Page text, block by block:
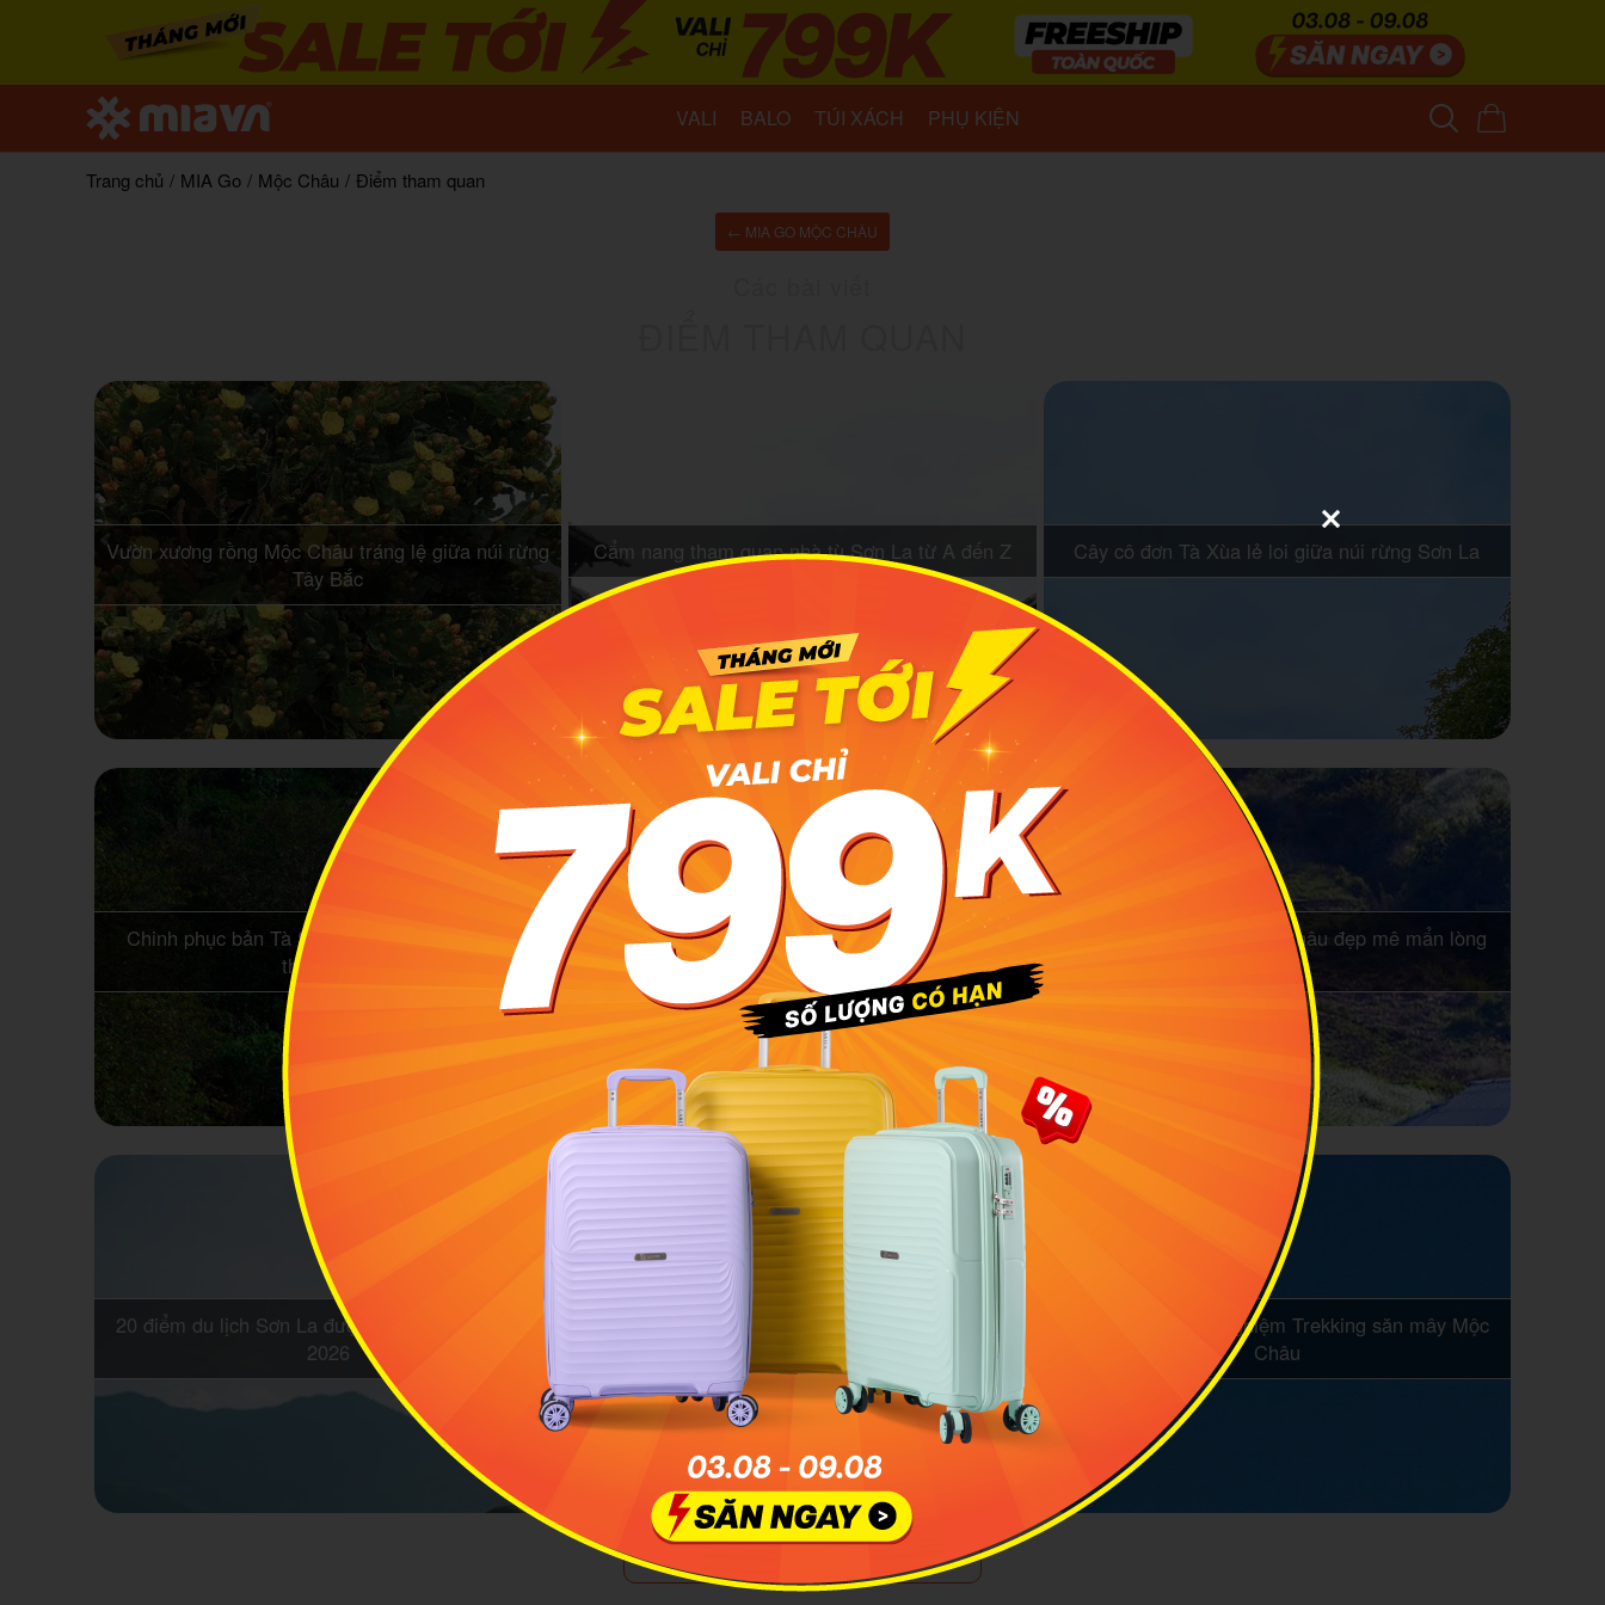
VALI BALO TÚI XÁCH PHỤ KIỆN
Trang chủ / MIA Go / Mộc Châu / Điểm tham quan
← MIA GO MỘC CHÂU
Vườn xương rồng Mộc Châu tráng lệ giữa núi rừng
Tây Bắc
Cẩm nang tham quan nhà tù Sơn La từ A đến Z Cây cô đơn Tà Xùa lẻ loi giữa núi rừng Sơn La
Chinh phục bản Tà Số Mộc Châu hoang sơ và
thanh bình
Ghé chợ đêm Mộc Châu thưởng thức văn hóa, ẩm
thực vùng cao
10 địa điểm du lịch Mộc Châu đẹp mê mẩn lòng
người
20 điểm du lịch Sơn La được yêu thích nhất năm
2026
Chinh phục cầu kính Mộc Châu (cầu Bạch Long)
Khám phá và trải nghiệm Trekking săn mây Mộc
Châu